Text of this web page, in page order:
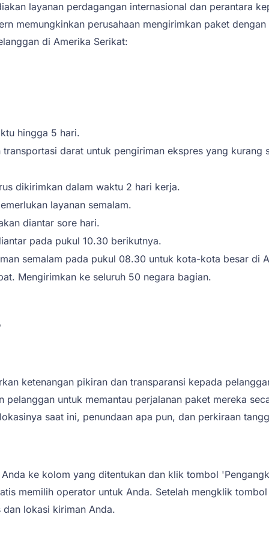
layanan perdagangan internasional dan perantara
memungkinkan perusahaan mengirimkan paket
di Amerika Serikat:
hingga 5 hari.
darat untuk pengiriman ekspres yang
dikirimkan dalam waktu 2 hari kerja.
layanan semalam.
diantar sore hari.
pada pukul 10.30 berikutnya.
semalam pada pukul 08.30 untuk kota-kota besar di
Mengirimkan ke seluruh 50 negara bagian.
ketenangan pikiran dan transparansi kepada
untuk memantau perjalanan paket mereka
saat ini, penundaan apa pun, dan perkiraan
ke kolom yang ditentukan dan klik tombol
memilih operator untuk Anda. Setelah mengklik
lokasi kiriman Anda.